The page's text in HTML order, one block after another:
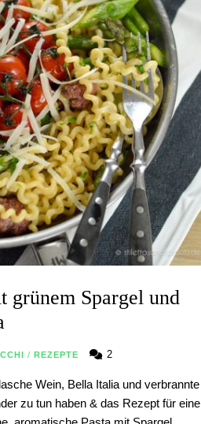
grünem Spargel und
/ REZEPTE 2
Wein, Bella Italia und verbrannte
zu tun haben & das Rezept für eine